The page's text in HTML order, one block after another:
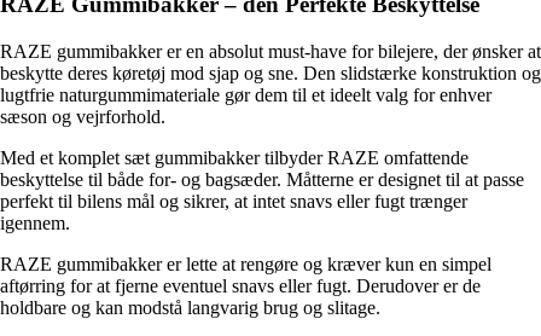
RAZE gummibakker er en absolut must-have for bilejere, der ønsker at
beskytte deres køretøj mod sjap og sne. Den slidstærke konstruktion og
lugtfrie naturgummimateriale gør dem til et ideelt valg for enhver
sæson og vejrforhold.
Med et komplet sæt gummibakker tilbyder RAZE omfattende
beskyttelse til både for- og bagsæder. Måtterne er designet til at passe
perfekt til bilens mål og sikrer, at intet snavs eller fugt trænger
igennem.
RAZE gummibakker er lette at rengøre og kræver kun en simpel
aftørring for at fjerne eventuel snavs eller fugt. Derudover er de
holdbare og kan modstå langvarig brug og slitage.